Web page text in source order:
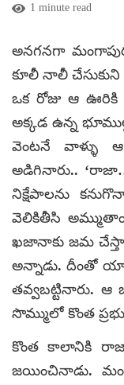
1 minute read
అనగనగా
కూలీ నాలీ చేసుకుని
ఒక రోజు ఆ ఊరికి
అక్కడ ఉన్న
వెంటనే వాళ్ళు
అడిగినారు..
నిక్షేపాలను
వెలికితీసి
ఖజానాకు జమ
అన్నాడు. దీంతో
తవ్వబట్టినారు. ఆ
సొమ్ములో కొంత
కొంత కాలానికి
జయించినాడు.